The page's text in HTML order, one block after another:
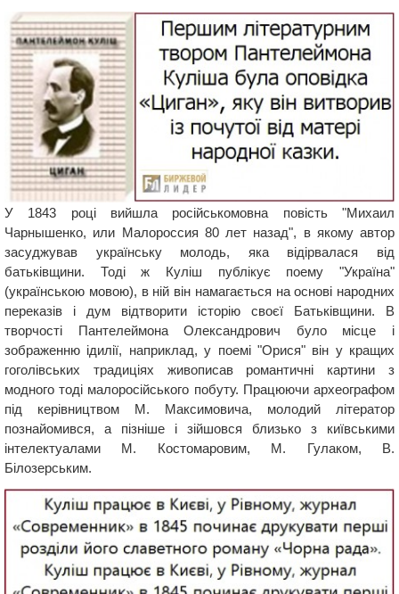
У 1843 році вийшла російськомовна повість "Михаил
Чарнышенко, или Малороссия 80 лет назад", в якому автор
засуджував українську молодь, яка відірвалася від
батьківщини. Тоді ж Куліш публікує поему "Україна"
(українською мовою), в ній він намагається на основі народних
переказів і дум відтворити історію своєї Батьківщини. В
творчості Пантелеймона Олександрович було місце і
зображенню ідилії, наприклад, у поемі "Орися" він у кращих
гоголівських традиціях живописав романтичні картини з
модного тоді малоросійського побуту. Працюючи археографом
під керівництвом М. Максимовича, молодий літератор
познайомився, а пізніше і зійшовся близько з київськими
інтелектуалами М. Костомаровим, М. Гулаком, В.
Білозерським.